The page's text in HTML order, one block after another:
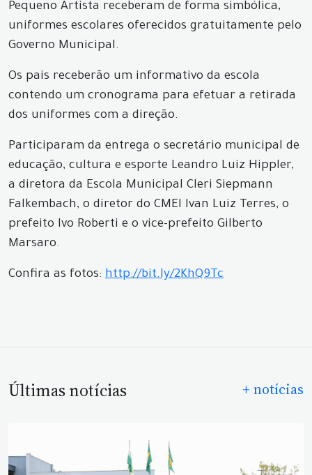
Pequeno Artista receberam de forma simbólica,
uniformes escolares oferecidos gratuitamente pelo
Governo Municipal.
Os pais receberão um informativo da escola
contendo um cronograma para efetuar a retirada
dos uniformes com a direção.
Participaram da entrega o secretário municipal de
educação, cultura e esporte Leandro Luiz Hippler,
a diretora da Escola Municipal Cleri Siepmann
Falkembach, o diretor do CMEI Ivan Luiz Terres, o
prefeito Ivo Roberti e o vice-prefeito Gilberto
Marsaro.
Confira as fotos: http://bit.ly/2KhQ9Tc
Últimas notícias + notícias